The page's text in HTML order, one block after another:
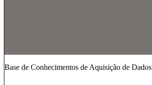
Base de Conhecimentos de Aquisição de Dados